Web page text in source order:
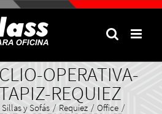
OPERATIVA-
REQUIEZ
Sillas y Sofás / Requiez / Office /